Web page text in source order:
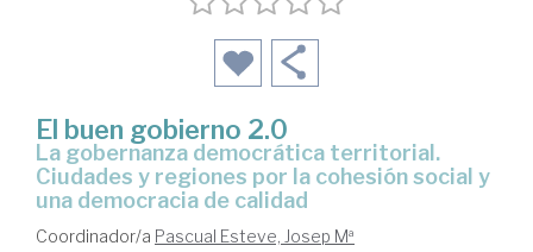
El buen gobierno 2.0
la gobernanza democrática territorial.
Ciudades y regiones por la cohesión social y
una democracia de calidad
Coordinador/a Pascual Esteve, Josep Mª